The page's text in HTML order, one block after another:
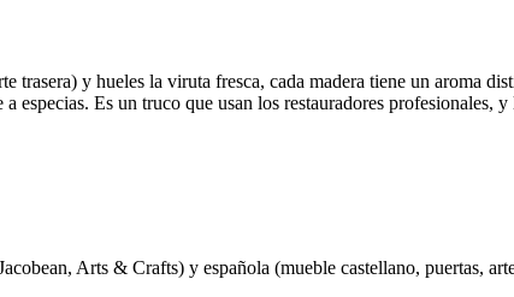
y hueles la viruta fresca, cada madera tiene un aroma
Es un truco que usan los restauradores profesionales,
Arts & Crafts) y española (mueble castellano, puertas,